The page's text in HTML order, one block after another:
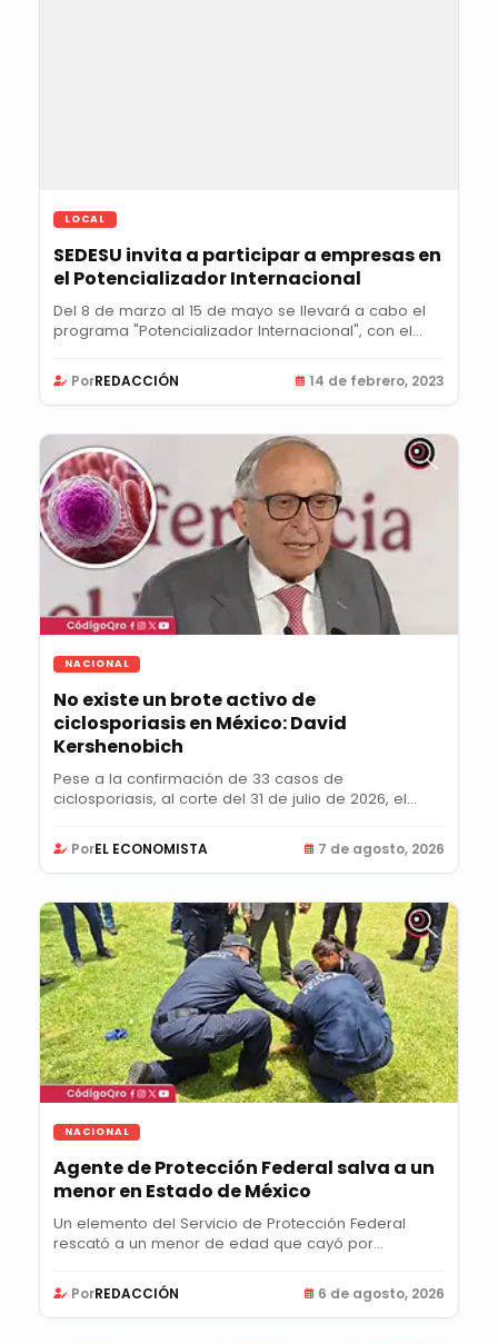
LOCAL
SEDESU invita a participar a empresas en
el Potencializador Internacional
Del 8 de marzo al 15 de mayo se llevará a cabo el
programa "Potencializador Internacional", con el...
PorREDACCIÓN 14 de febrero, 2023
NACIONAL
No existe un brote activo de
ciclosporiasis en México: David
Kershenobich
Pese a la confirmación de 33 casos de
ciclosporiasis, al corte del 31 de julio de 2026, el
PorEL ECONOMISTA 7 de agosto, 2026
NACIONAL
Agente de Protección Federal salva a un
menor en Estado de México
Un elemento del Servicio de Protección Federal
rescató a un menor de edad que cayó por
PorREDACCIÓN 6 de agosto, 2026